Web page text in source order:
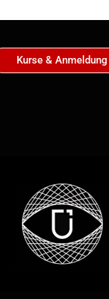
Kurse & Anmeldung